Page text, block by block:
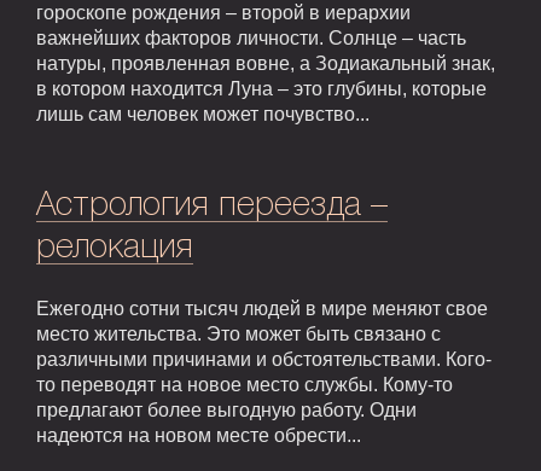
гороскопе рождения – второй в иерархии
важнейших факторов личности. Солнце – часть
натуры, проявленная вовне, а Зодиакальный знак,
в котором находится Луна – это глубины, которые
лишь сам человек может почувство...
Астрология переезда –
релокация
Ежегодно сотни тысяч людей в мире меняют свое
место жительства. Это может быть связано с
различными причинами и обстоятельствами. Кого-
то переводят на новое место службы. Кому-то
предлагают более выгодную работу. Одни
надеются на новом месте обрести...